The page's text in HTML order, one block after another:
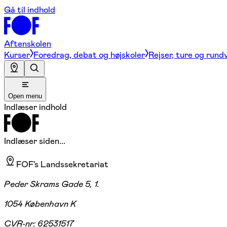
Gå til indhold
Aftenskolen
Kurser Foredrag, debat og højskoler Rejser, ture og
Open menu
Indlæser indhold
Indlæser siden...
FOF's Landssekretariat
Peder Skrams Gade 5, 1.
1054 København K
CVR-nr: 62531517